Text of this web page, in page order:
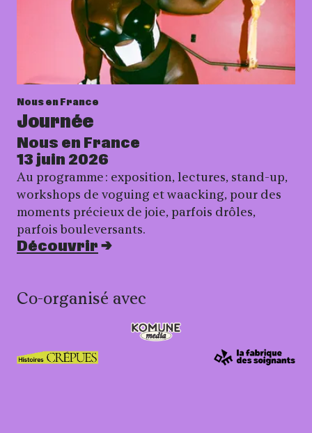
Journée
Nous en France
Nous en France
13 juin 2026
Au programme : exposition, lectures, stand-up,
workshops de voguing et waacking, pour des
moments précieux de joie, parfois drôles,
parfois bouleversants.
Découvrir
Co-organisé avec